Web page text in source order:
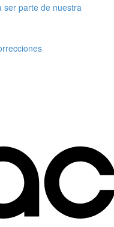
ser parte de nuestra